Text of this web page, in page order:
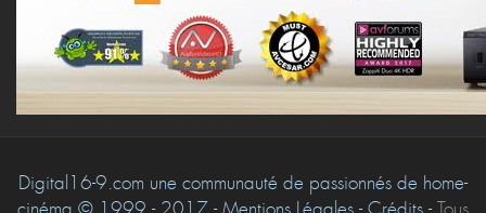
Digital16-9.com une communauté de passionnés de home-
cinéma © 1999 - 2017 - Mentions Légales - Crédits - Tous